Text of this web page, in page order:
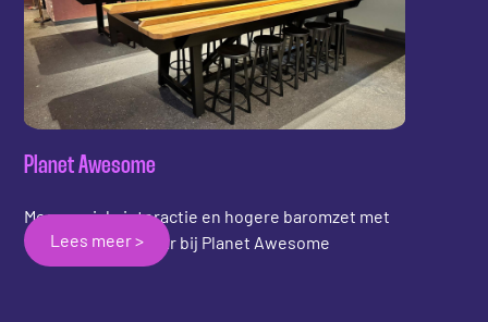
Planet Awesome
Meer sociale interactie en hogere baromzet met
de Shuffleboard Bar bij Planet Awesome
Lees meer >